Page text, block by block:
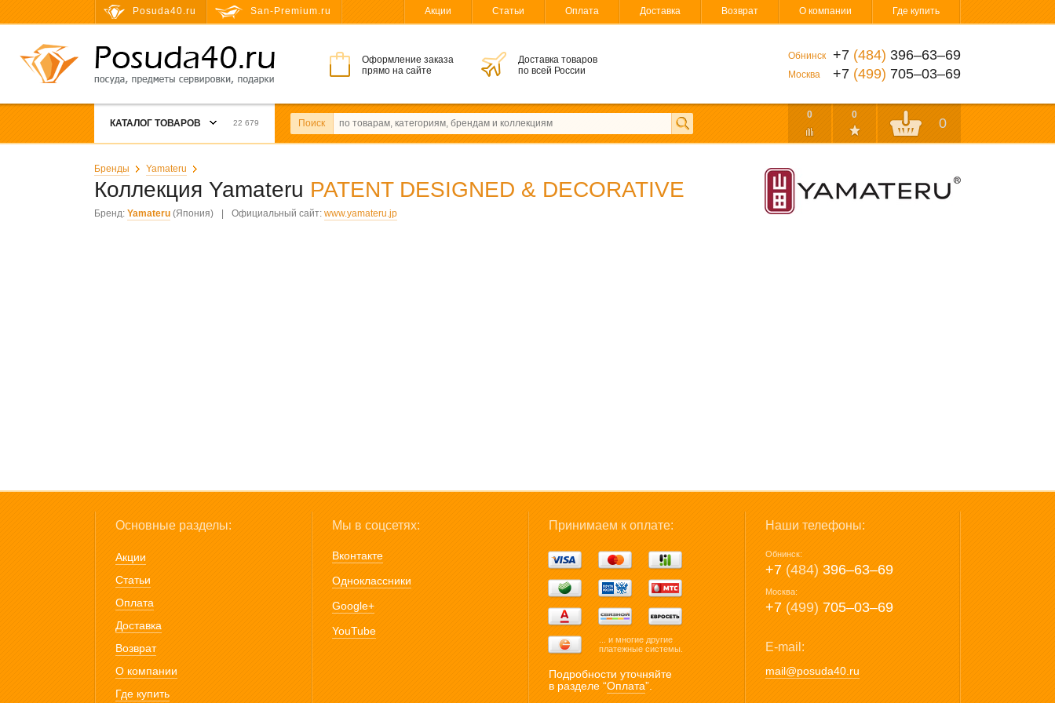
Posuda40.ru San-Premium.ru Акции Статьи Оплата Доставка Возврат О компании Где купить
Оформление заказа
прямо на сайте
Доставка товаров
по всей России
Обнинск +7 (484) 396‒63‒69
Москва +7 (499) 705‒03‒69
КАТАЛОГ ТОВАРОВ 22 679 Поиск
0 0
0
Бренды Yamateru
Коллекция Yamateru PATENT DESIGNED & DECORATIVE
Бренд: Yamateru (Япония) Официальный сайт: www.yamateru.jp
Основные разделы:
Акции
Статьи
Оплата
Доставка
Возврат
О компании
Где купить
Мы в соцсетях:
Вконтакте
Одноклассники
Google+
YouTube
Принимаем к оплате:
... и многие другие
платежные системы.
Подробности уточняйте
в разделе “Оплата”.
Наши телефоны:
Обнинск:
+7 (484) 396‒63‒69
Москва:
+7 (499) 705‒03‒69
E-mail:
mail@posuda40.ru